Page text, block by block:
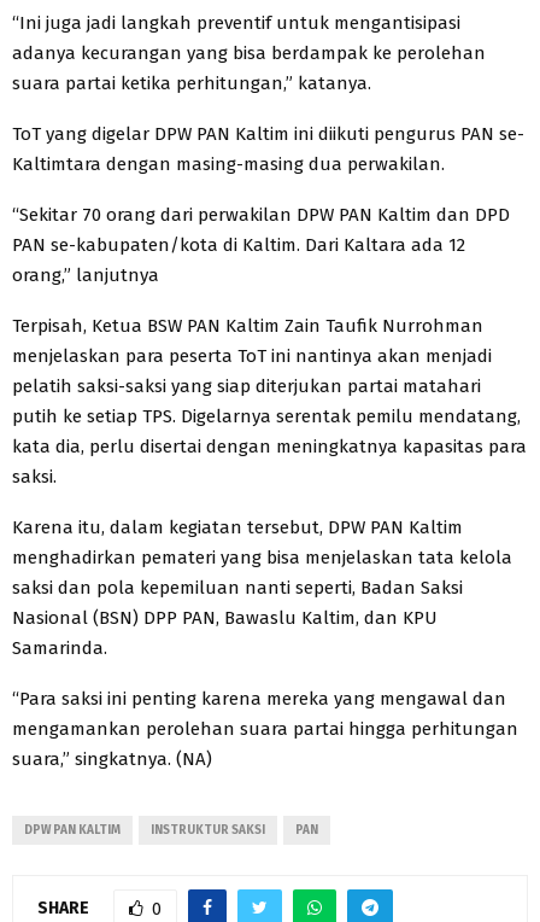
“Ini juga jadi langkah preventif untuk mengantisipasi
adanya kecurangan yang bisa berdampak ke perolehan
suara partai ketika perhitungan,” katanya.
ToT yang digelar DPW PAN Kaltim ini diikuti pengurus PAN se-
Kaltimtara dengan masing-masing dua perwakilan.
“Sekitar 70 orang dari perwakilan DPW PAN Kaltim dan DPD
PAN se-kabupaten/kota di Kaltim. Dari Kaltara ada 12
orang,” lanjutnya
Terpisah, Ketua BSW PAN Kaltim Zain Taufik Nurrohman
menjelaskan para peserta ToT ini nantinya akan menjadi
pelatih saksi-saksi yang siap diterjukan partai matahari
putih ke setiap TPS. Digelarnya serentak pemilu mendatang,
kata dia, perlu disertai dengan meningkatnya kapasitas para
saksi.
Karena itu, dalam kegiatan tersebut, DPW PAN Kaltim
menghadirkan pemateri yang bisa menjelaskan tata kelola
saksi dan pola kepemiluan nanti seperti, Badan Saksi
Nasional (BSN) DPP PAN, Bawaslu Kaltim, dan KPU
Samarinda.
“Para saksi ini penting karena mereka yang mengawal dan
mengamankan perolehan suara partai hingga perhitungan
suara,” singkatnya. (NA)
DPW PAN KALTIM INSTRUKTUR SAKSI PAN
SHARE 0